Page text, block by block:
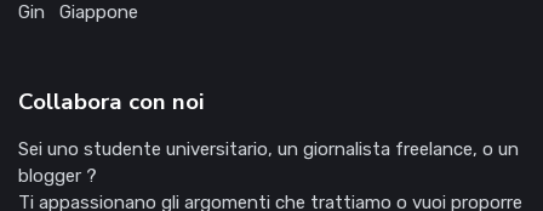
Gin
Giappone
Collabora con noi
Sei uno studente universitario, un giornalista freelance, o un
blogger ?
Ti appassionano gli argomenti che trattiamo o vuoi proporre